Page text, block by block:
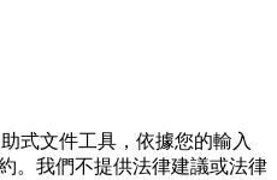
式文件工具，依據您的輸入
。我們不提供法律建議或法律